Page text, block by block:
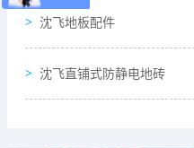
沈飞地板配件
沈飞直铺式防静电地砖